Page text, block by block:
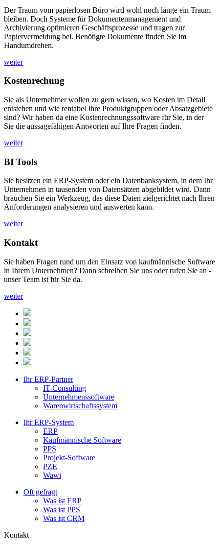
Der Traum vom papierlosen Büro wird wohl noch lange ein Traum
bleiben. Doch Systeme für Dokumentenmanagement und
Archivierung optimieren Geschäftsprozesse und tragen zur
Papiervermeidung bei. Benötigte Dokumente finden Sie im
Handumdrehen.
weiter
Kostenrechung
Sie als Unternehmer wollen zu gern wissen, wo Kosten im Detail
entstehen und wie rentabel Ihre Produktgruppen oder Absatzgebiete
sind? Wir haben da eine Kostenrechnungssoftware für Sie, in der
Sie die aussagefähigen Antworten auf Ihre Fragen finden.
weiter
BI Tools
Sie besitzen ein ERP-System oder ein Datenbanksystem, in dem Ihr
Unternehmen in tausenden von Datensätzen abgebildet wird. Dann
brauchen Sie ein Werkzeug, das diese Daten zielgerichtet nach Ihren
Anforderungen analysieren und auswerten kann.
weiter
Kontakt
Sie haben Fragen rund um den Einsatz von kaufmännische Software
in Ihrem Unternehmen? Dann schreiben Sie uns oder rufen Sie an -
unser Team ist für Sie da.
weiter
Ihr ERP-Partner
IT-Consulting
Unternehmenssoftware
Warenwirtschaftssystem
Ihr ERP-System
ERP
Kaufmännische Software
PPS
Projekt-Software
PZE
Wawi
Oft gefragt
Was ist ERP
Was ist PPS
Was ist CRM
Kontakt